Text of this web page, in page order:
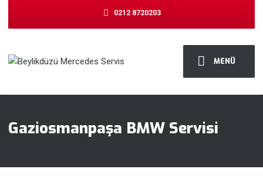
MENÜ
0212 8720203
Gaziosmanpaşa BMW Servisi